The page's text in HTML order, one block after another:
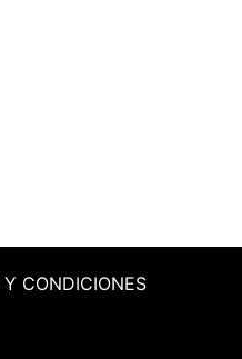
Y CONDICIONES